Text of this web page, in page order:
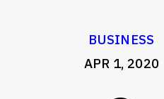
BUSINESS
APR 1, 2020